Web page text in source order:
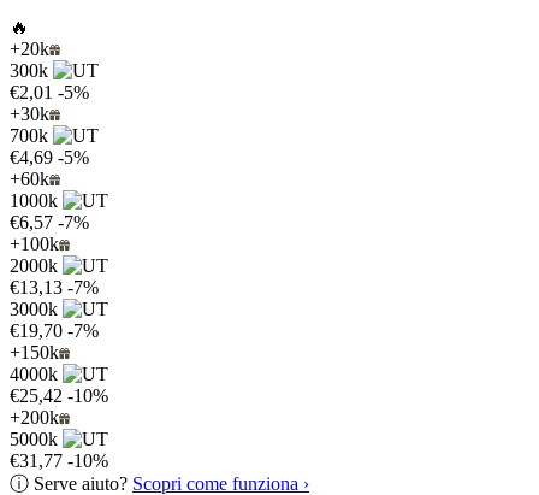
🔥
+20k
300k
€2,01 -5%
+30k
700k
€4,69 -5%
+60k
1000k
€6,57 -7%
+100k
2000k
€13,13 -7%
3000k
€19,70 -7%
+150k
4000k
€25,42 -10%
+200k
5000k
€31,77 -10%
ⓘ Serve aiuto? Scopri come funziona ›